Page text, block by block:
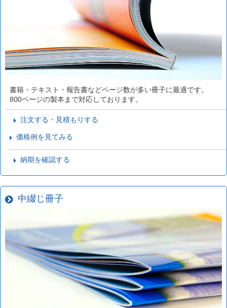
書籍・テキスト・報告書などページ数が多い冊子に最適です。
800ページの製本まで対応しております。
注文する・見積もりする
価格例を見てみる
納期を確認する
中綴じ冊子